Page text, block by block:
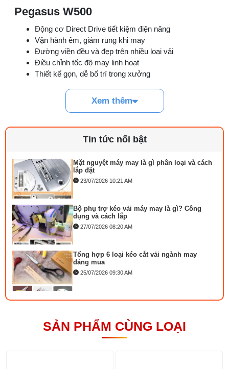
Pegasus W500
Động cơ Direct Drive tiết kiệm điện năng
Vận hành êm, giảm rung khi may
Đường viền đều và đẹp trên nhiều loại vải
Điều chỉnh tốc độ may linh hoạt
Thiết kế gọn, dễ bố trí trong xưởng
Máy Kansai Điện Tử Nanbang NB-500D
Bảng thông số kỹ thuật máy viền liền
Thông số Giá trị
Model
Loại máy Máy viền đầu bằng liền trục
Thương hiệu Pegasus
Động cơ Direct Drive liền trục
Số kim 3 kim
Số chỉ
~5.000 - 6.000 mũi/phút
Xem thêm
Tin tức nổi bật
Linh kiện máy cắt vải phổ biến và dấu hiệu
cần thay
29/07/2026 09:14 AM
Cách thay chân vịt máy may đúng và lỗi
cần tránh
01/08/2026 10:50 AM
31/07/2026 09:12 AM
Mặt nguyệt máy may là gì phân loại và cách
lắp đặt
23/07/2026 10:21 AM
Bộ phụ trợ kéo vải máy may là gì? Công
dụng và cách lắp
27/07/2026 08:20 AM
Tổng hợp 6 loại kéo cắt vải ngành may
đáng mua
25/07/2026 09:30 AM
Đồng tiền máy may là gì? Hướng dẫn chỉnh
21/07/2026 09:08 AM
SẢN PHẨM CÙNG LOẠI